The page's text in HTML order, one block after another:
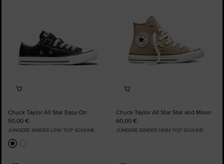
Chuck Taylor All Star Easy-On
50,00 €
JÜNGERE KINDER LOW TOP SCHUHE
Chuck Taylor All Star Star and Moon
60,00 €
JÜNGERE KINDER HIGH TOP SCHUHE